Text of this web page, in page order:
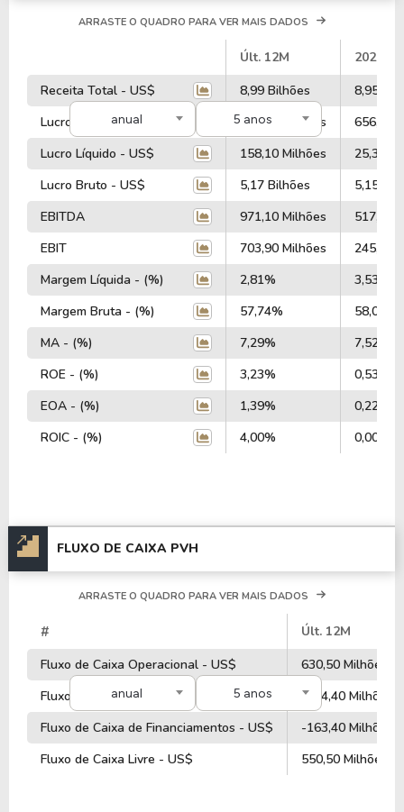
anual 5 anos
ARRASTE O QUADRO PARA VER MAIS DADOS
Últ. 12M
2026
Receita Total - US$
8,99 Bilhões
8,95
Lucro Operacional - US$
630,50 Milhões
656,50
Lucro Líquido - US$
158,10 Milhões
25,30
Lucro Bruto - US$
5,17 Bilhões
5,15
EBITDA
971,10 Milhões
517,80
EBIT
703,90 Milhões
245,50
Margem Líquida - (%)
2,81%
3,53%
Margem Bruta - (%)
57,74%
58,06%
MA - (%)
7,29%
7,52%
ROE - (%)
3,23%
0,53%
EOA - (%)
1,39%
0,22%
ROIC - (%)
4,00% 0,00%
FLUXO DE CAIXA PVH
anual 5 anos
ARRASTE O QUADRO PARA VER MAIS DADOS
#
Últ. 12M
Fluxo de Caixa Operacional - US$
630,50 Milhões
Fluxo de Caixa de Investimentos - US$
-154,40 Milhões
Fluxo de Caixa de Financiamentos - US$
-163,40 Milhões
Fluxo de Caixa Livre - US$
550,50 Milhões